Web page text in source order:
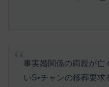
事実婚関係の両親が亡
いS•チャンの移葬要